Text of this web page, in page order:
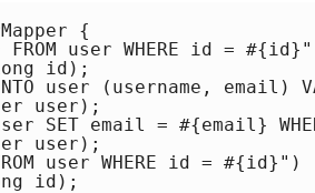
{
FROM user WHERE id =
id);
user (username, email)
user);
SET email = #{email}
user);
user WHERE id = #{id}")
id);